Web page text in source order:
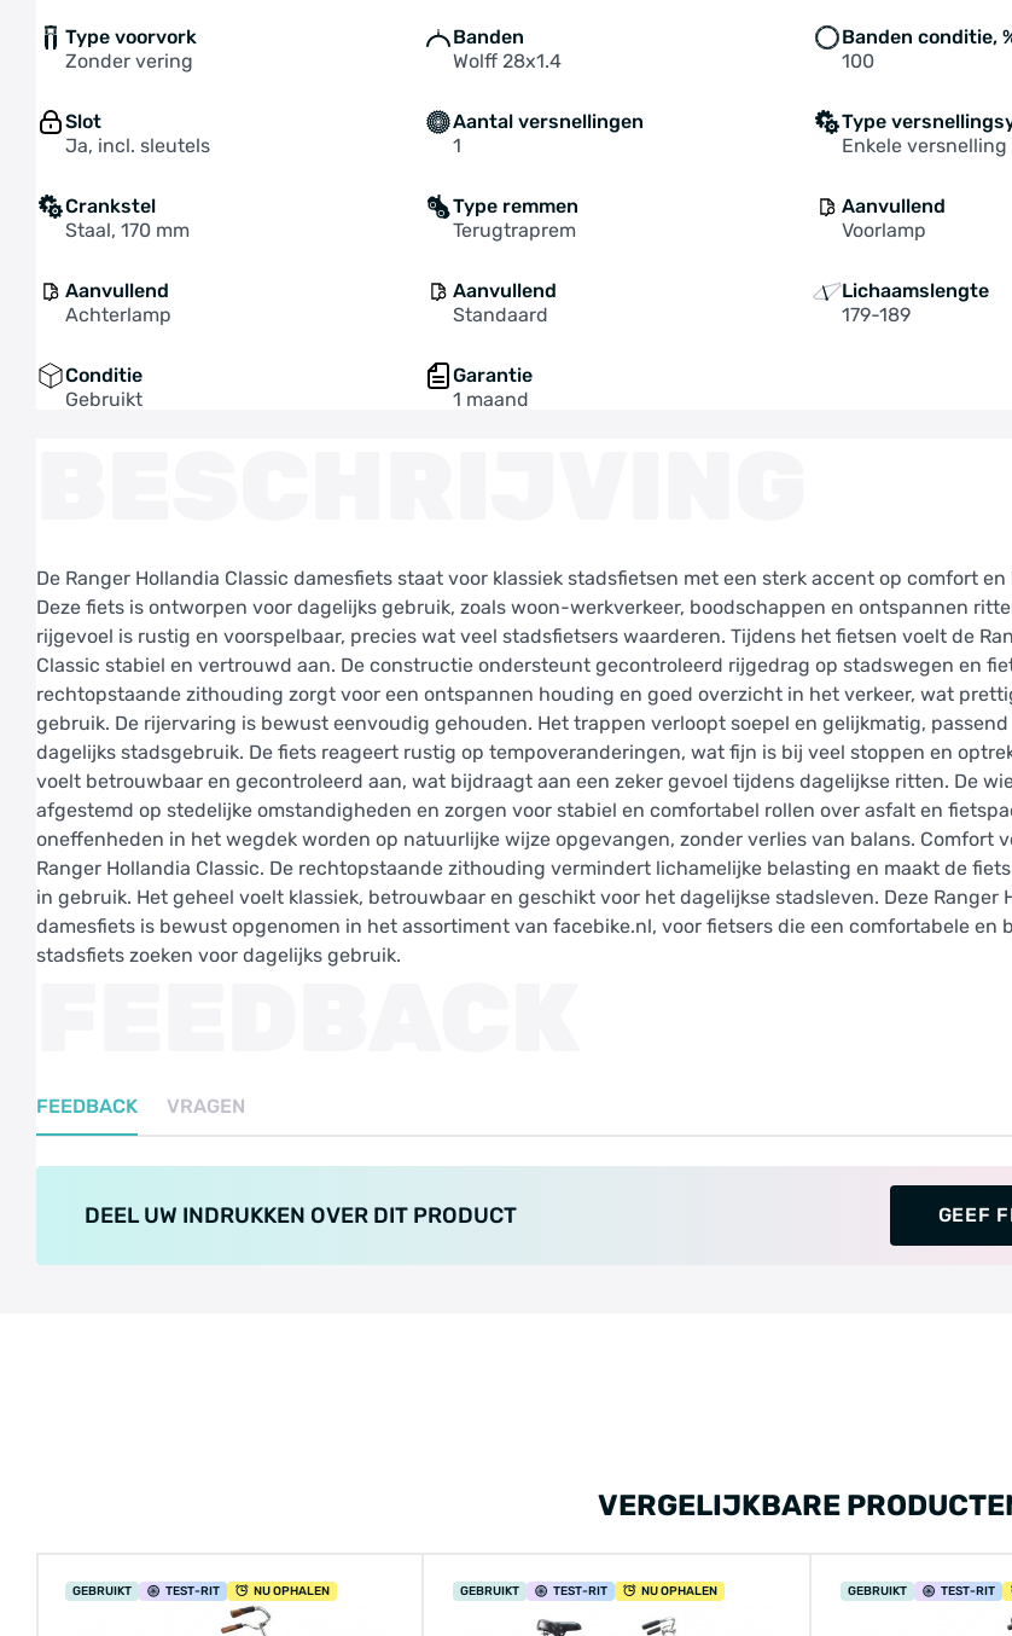
Type voorvork
Zonder vering
Banden
Wolff 28x1.4
Banden conditie,
100
Slot
Ja, incl. sleutels
Aantal versnellingen
1
Type
Enkele versnelling
Crankstel
Staal, 170 mm
Type remmen
Terugtraprem
Aanvullend
Voorlamp
Aanvullend
Achterlamp
Aanvullend
Standaard
Lichaamslengte
179-189
Conditie
Gebruikt
Garantie
1 maand
De Ranger Hollandia Classic damesfiets staat voor klassiek stadsfietsen met een sterk accent op comfort
Deze fiets is ontworpen voor dagelijks gebruik, zoals woon-werkverkeer, boodschappen en ontspannen
rijgevoel is rustig en voorspelbaar, precies wat veel stadsfietsers waarderen. Tijdens het fietsen voelt de
Classic stabiel en vertrouwd aan. De constructie ondersteunt gecontroleerd rijgedrag op stadswegen en
rechtopstaande zithouding zorgt voor een ontspannen houding en goed overzicht in het verkeer, wat
gebruik. De rijervaring is bewust eenvoudig gehouden. Het trappen verloopt soepel en gelijkmatig,
dagelijks stadsgebruik. De fiets reageert rustig op tempoveranderingen, wat fijn is bij veel stoppen en
voelt betrouwbaar en gecontroleerd aan, wat bijdraagt aan een zeker gevoel tijdens dagelijkse ritten. De
afgestemd op stedelijke omstandigheden en zorgen voor stabiel en comfortabel rollen over asfalt en
oneffenheden in het wegdek worden op natuurlijke wijze opgevangen, zonder verlies van balans. Comfort
Ranger Hollandia Classic. De rechtopstaande zithouding vermindert lichamelijke belasting en maakt de
in gebruik. Het geheel voelt klassiek, betrouwbaar en geschikt voor het dagelijkse stadsleven. Deze Ranger
damesfiets is bewust opgenomen in het assortiment van facebike.nl, voor fietsers die een comfortabele en
stadsfiets zoeken voor dagelijks gebruik.
FEEDBACK VRAGEN
DEEL UW INDRUKKEN OVER DIT PRODUCT GEEF
VERGELIJKBARE
GEBRUIKT TEST-RIT NU OPHALEN GEBRUIKT TEST-RIT NU OPHALEN GEBRUIKT TEST-RIT